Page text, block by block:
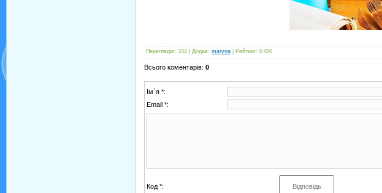
Переглядів: 332 Додав: maryna Рейтинг: 0.0/0
Всього коментарів: 0
Ім`я *:
Email *:
Код *: